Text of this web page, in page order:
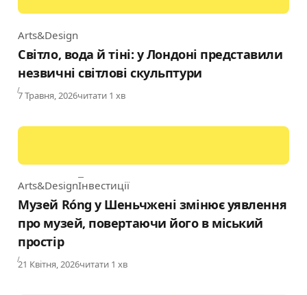
Category
Arts&Design
Світло, вода й тіні: у Лондоні представили
незвичні світлові скульптури
Published
7 Травня, 2026читати 1 хв
Category
Arts&DesignІнвестиції
Музей Róng у Шеньчжені змінює уявлення
про музей, повертаючи його в міський
простір
Published
21 Квітня, 2026читати 1 хв